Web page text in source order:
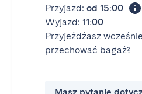
Przyjazd: od 15:00
Wyjazd: 11:00
Przyjeżdżasz
przechować bagaż?